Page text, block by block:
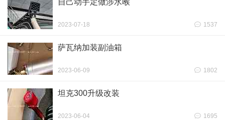
自己动手定做涉水喉
2023-07-18 1537
萨瓦纳加装副油箱
2023-06-09 1802
坦克300升级改装
2023-06-04 1695